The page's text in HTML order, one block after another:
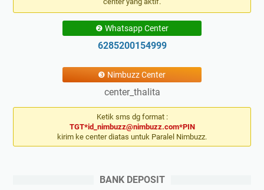
❷ Whatsapp Center
6285200154999
❸ Nimbuzz Center
center_thalita
Ketik sms dg format :
TGT*id_nimbuzz@nimbuzz.com*PIN
kirim ke center diatas untuk Paralel Nimbuzz.
BANK DEPOSIT